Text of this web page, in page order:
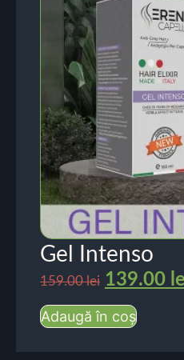
Gel Intenso
159.00lei 139.00
Adaugă în coș